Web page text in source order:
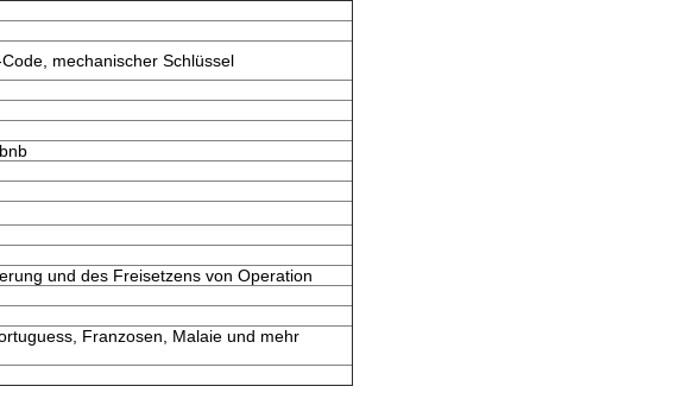
mechanischer Schlüssel
und des Freisetzens von Operation
Franzosen, Malaie und mehr